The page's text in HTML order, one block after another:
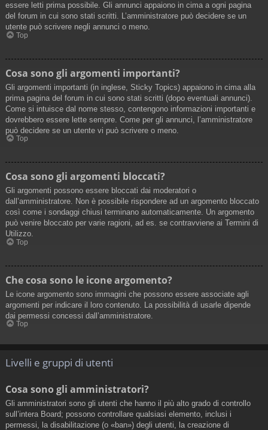
essere letti prima possibile. Gli annunci appaiono in cima a ogni pagina
del forum in cui sono stati scritti. L’amministratore può decidere se un
utente può scrivere negli annunci o meno.
Top
Cosa sono gli argomenti importanti?
Gli argomenti importanti (in inglese, Sticky Topics) appaiono in cima alla
prima pagina del forum in cui sono stati scritti (dopo eventuali annunci).
Come si intuisce dal nome stesso, contengono informazioni importanti e
dovrebbero essere lette sempre. Come per gli annunci, l’amministratore
può decidere se un utente vi può scrivere o meno.
Top
Cosa sono gli argomenti bloccati?
Gli argomenti possono essere bloccati dai moderatori o
dall’amministratore. Non è possibile rispondere ad un argomento bloccato
così come i sondaggi chiusi terminano automaticamente. Un argomento
può venire bloccato per varie ragioni, ad es. se contravviene ai Termini di
Utilizzo.
Top
Che cosa sono le icone argomento?
Le icone argomento sono immagini che possono essere associate agli
argomenti per indicare il loro contenuto. La possibilità di usarle dipende
dai permessi concessi dall’amministratore.
Top
Livelli e gruppi di utenti
Cosa sono gli amministratori?
Gli amministratori sono gli utenti che hanno il più alto grado di controllo
sull’intera Board; possono controllare qualsiasi elemento, inclusi i
permessi, la disabilitazione (o «ban») degli utenti, la creazione di